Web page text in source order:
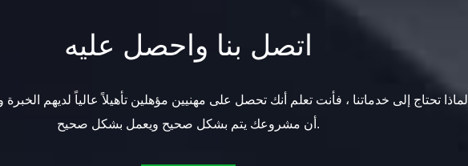
اتصل بنا واحصل عليه
لماذا تحتاج إلى خدماتنا ، فأنت تعلم أنك تحصل على مهنيين مؤهلين تأهيلاً عالياً لديهم الخبرة
أن مشروعك يتم بشكل صحيح ويعمل بشكل صحيح.